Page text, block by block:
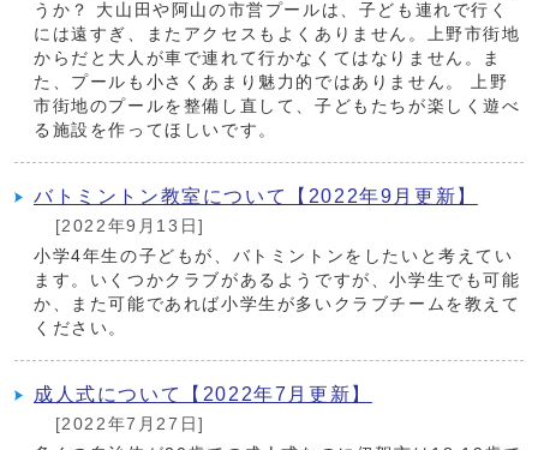
うか？ 大山田や阿山の市営プールは、子ども連れで行く
には遠すぎ、またアクセスもよくありません。上野市街地
からだと大人が車で連れて行かなくてはなりません。ま
た、プールも小さくあまり魅力的ではありません。 上野
市街地のプールを整備し直して、子どもたちが楽しく遊べ
る施設を作ってほしいです。
バトミントン教室について【2022年9月更新】
[2022年9月13日]
小学4年生の子どもが、バトミントンをしたいと考えてい
ます。いくつかクラブがあるようですが、小学生でも可能
か、また可能であれば小学生が多いクラブチームを教えて
ください。
成人式について【2022年7月更新】
[2022年7月27日]